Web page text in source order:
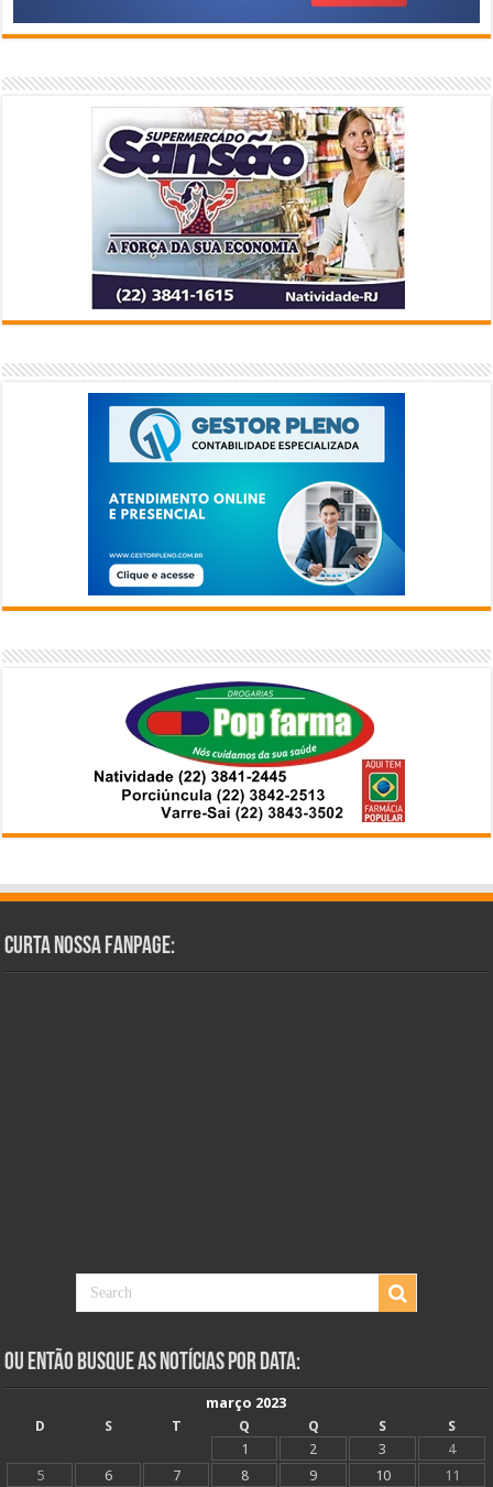
Curta Nossa Fanpage:
Ou Então Busque as Notícias Por Data:
março 2023
D
S T Q Q S
S
1
2 3
4
5
6 7 8 9 10 11